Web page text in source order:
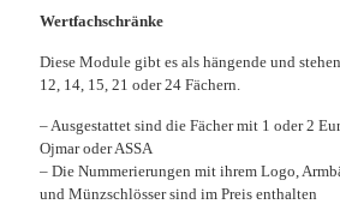
Wertfachschränke
Diese Module gibt es als hängende und
12, 14, 15, 21 oder 24 Fächern.
– Ausgestattet sind die Fächer mit 1 oder 2
Ojmar oder ASSA
– Die Nummerierungen mit ihrem Logo,
und Münzschlösser sind im Preis enthalten